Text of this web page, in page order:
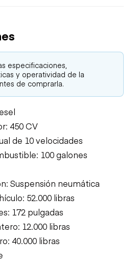
especificaciones,
y operatividad de la
de comprarla.
450 CV
de 10 velocidades
100 galones
Suspensión neumática
52.000 libras
172 pulgadas
12.000 libras
40.000 libras